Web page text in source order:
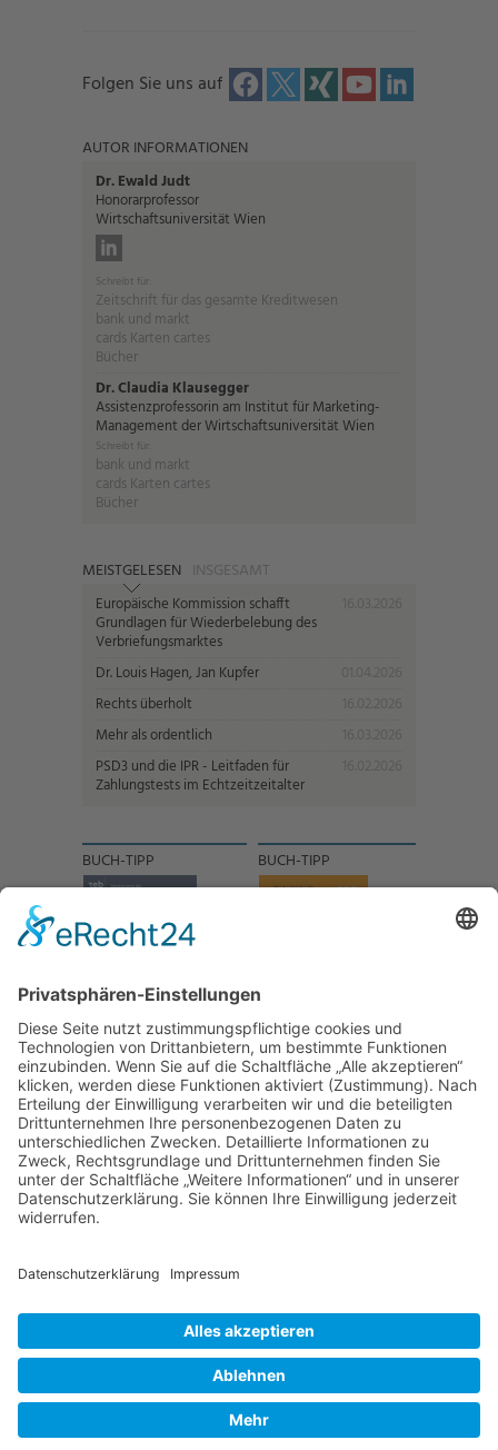
Folgen Sie uns auf
AUTOR INFORMATIONEN
Dr. Ewald Judt
Honorarprofessor
Wirtschaftsuniversität Wien
Schreibt für:
Zeitschrift für das gesamte Kreditwesen
bank und markt
cards Karten cartes
Bücher
Dr. Claudia Klausegger
Assistenzprofessorin am Institut für Marketing-
Management der Wirtschaftsuniversität Wien
Schreibt für:
bank und markt
cards Karten cartes
Bücher
MEISTGELESEN INSGESAMT
Europäische Kommission schafft
Grundlagen für Wiederbelebung des
Verbriefungsmarktes
Dr. Louis Hagen, Jan Kupfer
Rechts überholt
Mehr als ordentlich
PSD3 und die IPR - Leitfaden für
Zahlungstests im Echtzeitzeitalter
BUCH-TIPP BUCH-TIPP
NACH OBEN
Alle Rechte vorbehalten: Verlagsgruppe Knapp - Richardi -
Verlag für Absatzwirtschaft
Kontakt AGB Nutzungsbedingungen Datenschutz Impressum
Powered bynative:media.